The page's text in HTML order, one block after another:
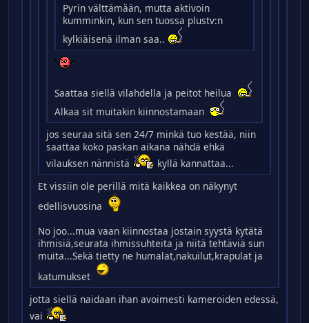
Pyrin välttämään, mutta aktivoin
kumminkin, kun sen tuossa plustv:n
kylkiäisenä ilman saa..
Saattaa siellä vilahdella ja peitot heilua
Alkaa sit muitakin kiinnostamaan
jos seuraa sitä sen 24/7 minkä tuo kestää, niin
saattaa koko paskan aikana nähdä ehkä
vilauksen nännistä
kyllä kannattaa...
Et vissiin ole perillä mitä kaikkea on näkynyt
edellisvuosina
No joo...mua vaan kiinnostaa jostain syystä kytätä
ihmisiä,seurata ihmissuhteita ja niitä tehtäviä sun
muita...Sekä tietty ne humalat,nakuilut,krapulat ja
katumukset
jotta siellä naidaan ihan avoimesti kameroiden edessä,
vai